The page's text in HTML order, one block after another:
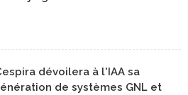
dévoilera à l'IAA sa
de systèmes GNL et